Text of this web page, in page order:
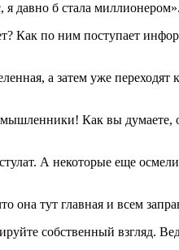
давно б стала миллионером».
Как по ним поступает
а затем уже
Как вы
А некоторые еще
она тут главная и всем
собственный взгляд.